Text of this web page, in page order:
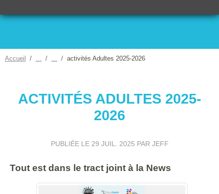
Accueil activités Adultes 2025-2026
ACTIVITÉS ADULTES 2025-
2026
PUBLIÉE LE 29 JUIL. 2025 PAR JEFF
Tout est dans le tract joint à la News